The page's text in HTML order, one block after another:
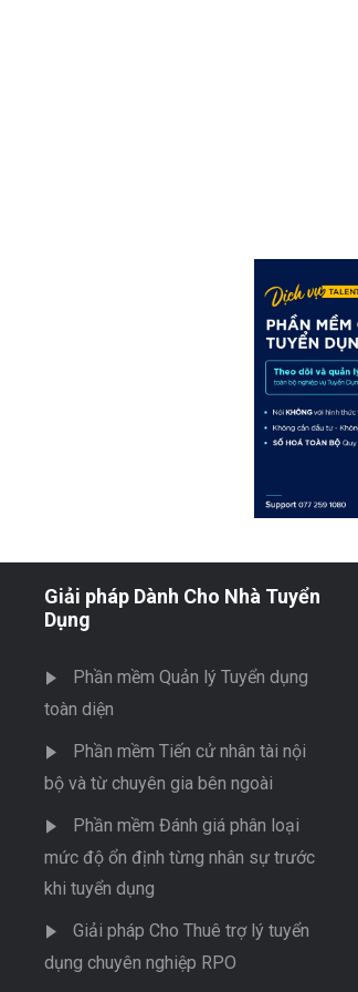
Giải pháp Dành Cho Nhà Tuyển
Dụng
Phần mềm Quản lý Tuyển dụng
toàn diện
Phần mềm Tiến cử nhân tài nội
bộ và từ chuyên gia bên ngoài
Phần mềm Đánh giá phân loại
mức độ ổn định từng nhân sự trước
khi tuyển dụng
Giải pháp Cho Thuê trợ lý tuyển
dụng chuyên nghiệp RPO